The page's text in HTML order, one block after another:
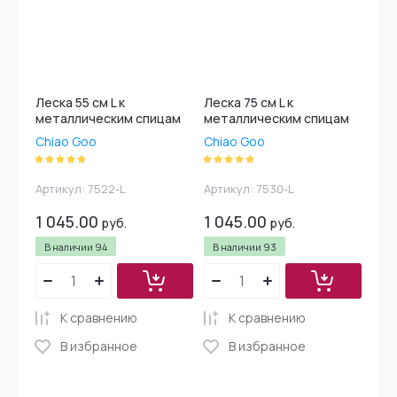
Леска 55 см L к
металлическим спицам
Chiao Goo
Артикул: 7522-L
В наличии 94
1 045.00 руб.
К сравнению
В избранное
Леска 75 см L к
металлическим спицам
Chiao Goo
Артикул: 7530-L
В наличии 93
1 045.00 руб.
К сравнению
В избранное